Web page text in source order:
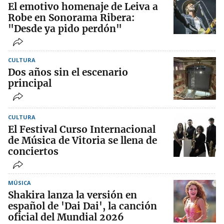
El emotivo homenaje de Leiva a
Robe en Sonorama Ribera:
"Desde ya pido perdón"
CULTURA
Dos años sin el escenario
principal
CULTURA
El Festival Curso Internacional
de Música de Vitoria se llena de
conciertos
MÚSICA
Shakira lanza la versión en
español de 'Dai Dai', la canción
oficial del Mundial 2026